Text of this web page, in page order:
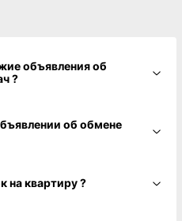
объявления об
?
об обмене
на квартиру ?